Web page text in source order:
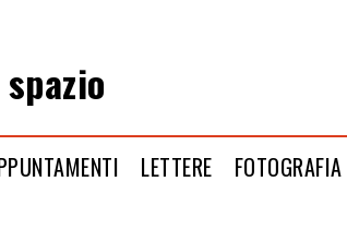
LETTERE FOTOGRAFIA